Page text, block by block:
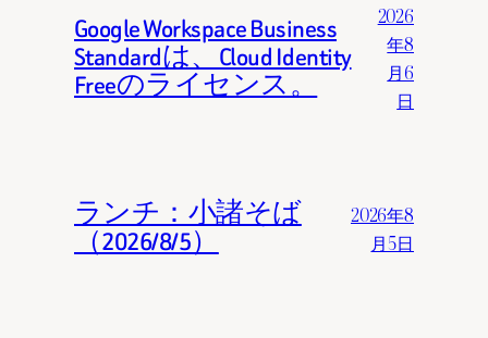
Google Workspace Business
Standardは、Cloud Identity
Freeのライセンス。
2026
年8
月6
日
ランチ：小諸そば
（2026/8/5）
2026年8
月5日